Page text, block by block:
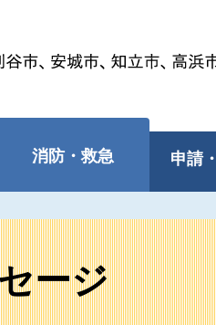
消防・救急 申請
ージ